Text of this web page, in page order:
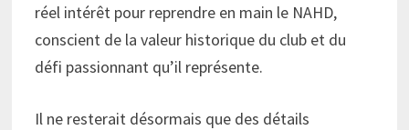
réel intérêt pour reprendre en main le NAHD,
conscient de la valeur historique du club et du
défi passionnant qu’il représente.
Il ne resterait désormais que des détails